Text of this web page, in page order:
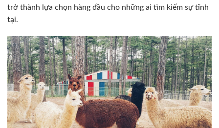
trở thành lựa chọn hàng đầu cho những ai tìm kiếm sự tĩnh
tại.